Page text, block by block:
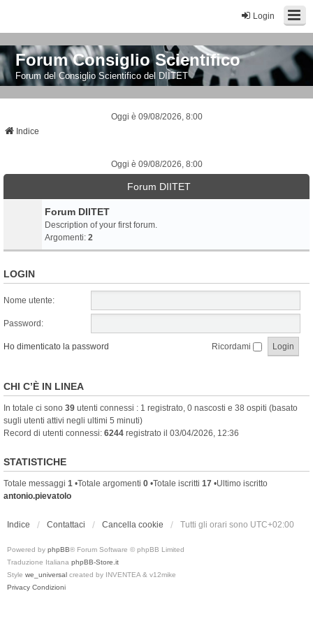
Login
Forum Consiglio Scientifico
Forum del Consiglio Scientifico del DIITET
Oggi è 09/08/2026, 8:00
Indice
Oggi è 09/08/2026, 8:00
Forum DIITET
Forum DIITET
Description of your first forum.
Argomenti: 2
LOGIN
Nome utente:
Password:
Ho dimenticato la password Ricordami
CHI C’È IN LINEA
In totale ci sono 39 utenti connessi : 1 registrato, 0 nascosti e 38 ospiti (basato
sugli utenti attivi negli ultimi 5 minuti)
Record di utenti connessi: 6244 registrato il 03/04/2026, 12:36
STATISTICHE
Totale messaggi 1 •Totale argomenti 0 •Totale iscritti 17 •Ultimo iscritto
antonio.pievatolo
Indice Contattaci Cancella cookie Tutti gli orari sono UTC+02:00
Powered by phpBB® Forum Software © phpBB Limited
Traduzione Italiana phpBB-Store.it
Style we_universal created by INVENTEA & v12mike
Privacy Condizioni